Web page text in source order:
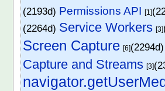
(2193d) Permissions API [1]
(2264d) Service Workers [3]
Screen Capture [6]
Capture and Streams [3]